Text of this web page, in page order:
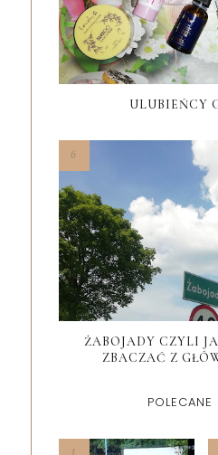
ULUBIEŃCY
ŻABOJADY CZYLI
ZBACZAĆ Z
POLECANE